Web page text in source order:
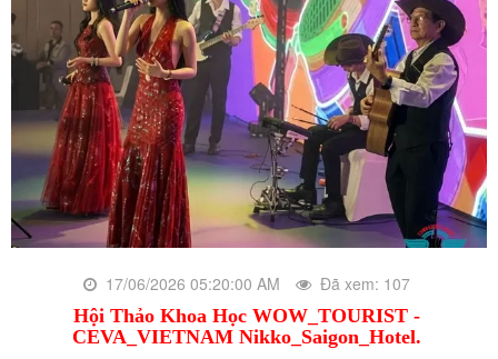
17/06/2026 05:20:00 AM Đã xem: 107
Hội Thảo Khoa Học WOW_TOURIST -
CEVA_VIETNAM Nikko_Saigon_Hotel.